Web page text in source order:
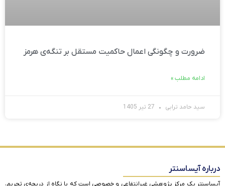
ضرورت و چگونگی اعمال حاکمیت مستقل بر تنگه‌ی هرمز
ادامه مطلب »
سید حامد ترابی
درباره آیساسنتر
آیساسنتر یک مرکز پژوهشی غیرانتفاعی و خصوصی است که با نگاه از دریچه‌ی تحریم،